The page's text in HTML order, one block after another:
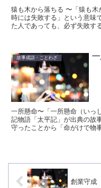
猿も木から落ちる 〜「猿も木
時には失敗する」という意味
た人であっても、必ず失敗す
故事成語・ことわざ
一所懸命〜「一所懸命（いっ
記物語「太平記」が出典の故
守ったことから「命がけで物
創業守成